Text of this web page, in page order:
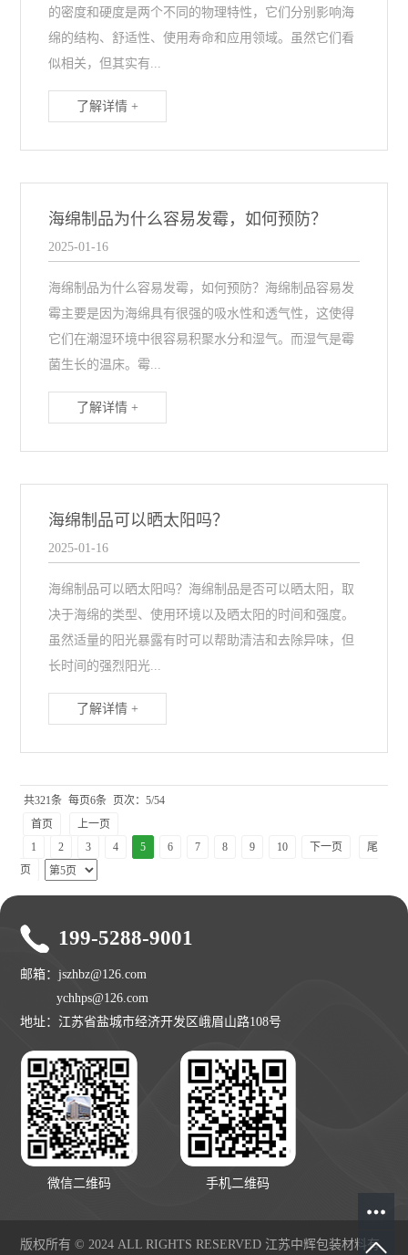
的密度和硬度是两个不同的物理特性，它们分别影响海
绵的结构、舒适性、使用寿命和应用领域。虽然它们看
似相关，但其实有...
了解详情 +
海绵制品为什么容易发霉，如何预防？
2025-01-16
海绵制品为什么容易发霉，如何预防？海绵制品容易发
霉主要是因为海绵具有很强的吸水性和透气性，这使得
它们在潮湿环境中很容易积聚水分和湿气。而湿气是霉
菌生长的温床。霉...
了解详情 +
海绵制品可以晒太阳吗？
2025-01-16
海绵制品可以晒太阳吗？海绵制品是否可以晒太阳，取
决于海绵的类型、使用环境以及晒太阳的时间和强度。
虽然适量的阳光暴露有时可以帮助清洁和去除异味，但
长时间的强烈阳光...
了解详情 +
共321条 每页6条 页次：5/54
首页
上一页
1
2 3 4 5 6 7 8 9 10 下一页
尾
页
199-5288-9001
邮箱：jszhbz@126.com
ychhps@126.com
地址：江苏省盐城市经济开发区峨眉山路108号
微信二维码 手机二维码
版权所有 © 2024 ALL RIGHTS RESERVED 江苏中辉包装材料有